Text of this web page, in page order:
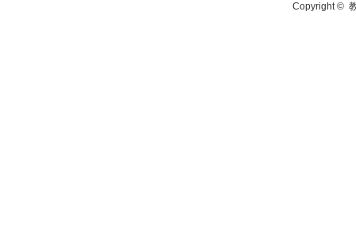
Copyright ©